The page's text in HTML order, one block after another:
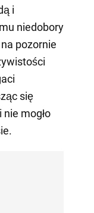
i
niedobory
pozornie
się
mogło